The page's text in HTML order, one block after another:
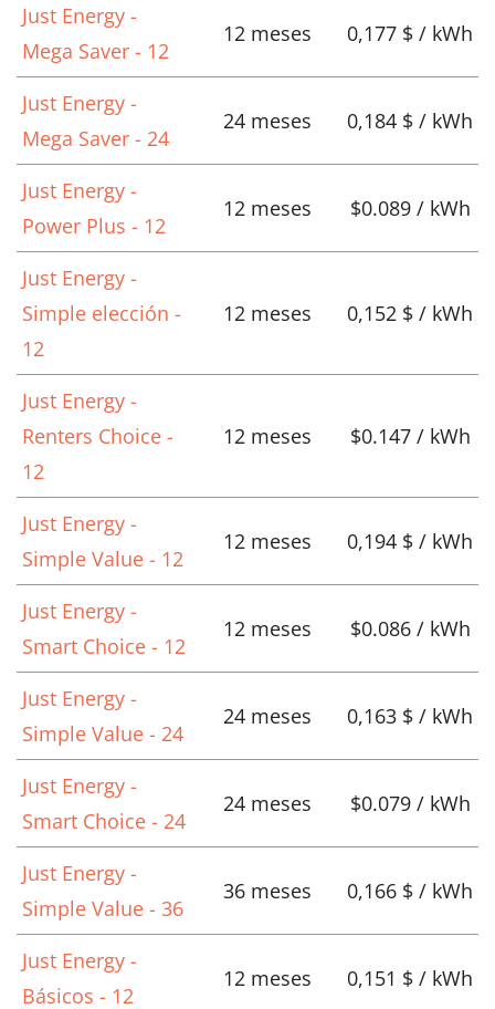
Just Energy -
Mega Saver - 12
12 meses 0,177 $ / kWh
Just Energy -
Mega Saver - 24
24 meses 0,184 $ / kWh
Just Energy -
Power Plus - 12
12 meses $0.089 / kWh
Just Energy -
Simple elección -
12
12 meses 0,152 $ / kWh
Just Energy -
Renters Choice -
12
12 meses $0.147 / kWh
Just Energy -
Simple Value - 12
12 meses 0,194 $ / kWh
Just Energy -
Smart Choice - 12
12 meses $0.086 / kWh
Just Energy -
Simple Value - 24
24 meses 0,163 $ / kWh
Just Energy -
Smart Choice - 24
24 meses $0.079 / kWh
Just Energy -
Simple Value - 36
36 meses 0,166 $ / kWh
Just Energy -
Básicos - 12
12 meses 0,151 $ / kWh